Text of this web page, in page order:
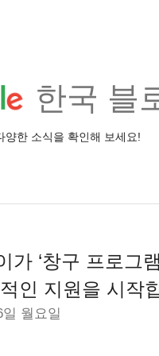
한국 블
양한 소식을 확인해 보세요!
가 ‘창구 프로그
인 지원을 시작
월요일